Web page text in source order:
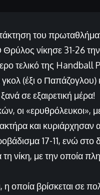
του
νίκησε 31-26
τελικό της Handball
(έξι ο Παπάζογλου)
σε εξαιρετική μέρα!
οι
και
17-11, ενώ
νίκη, με την οποία
η οποία βρίσκεται σε